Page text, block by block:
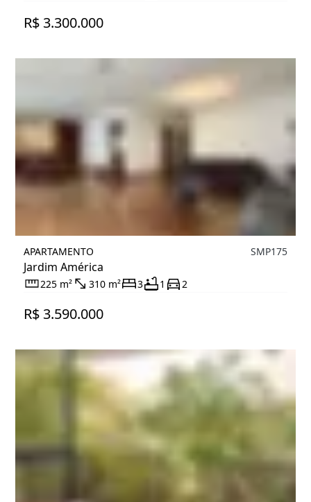
R$ 3.300.000
APARTAMENTO
Jardim América
SMP175
225 m² 310 m² 3 1 2
R$ 3.590.000